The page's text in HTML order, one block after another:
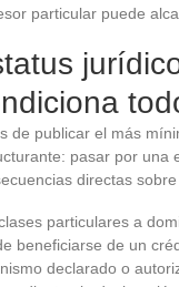
particular puede
de publicar el más
pasar por una
directas
particulares a
beneficiarse de un
declarado o